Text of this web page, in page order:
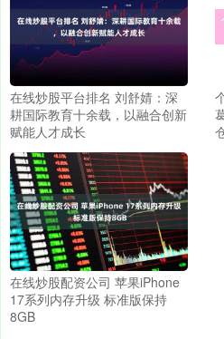
在线炒股平台排名 刘舒婧：深
耕国际教育十余载，以融合创新
赋能人才成长
在线炒股配资公司 苹果iPhone
17系列内存升级 标准版保持
8GB